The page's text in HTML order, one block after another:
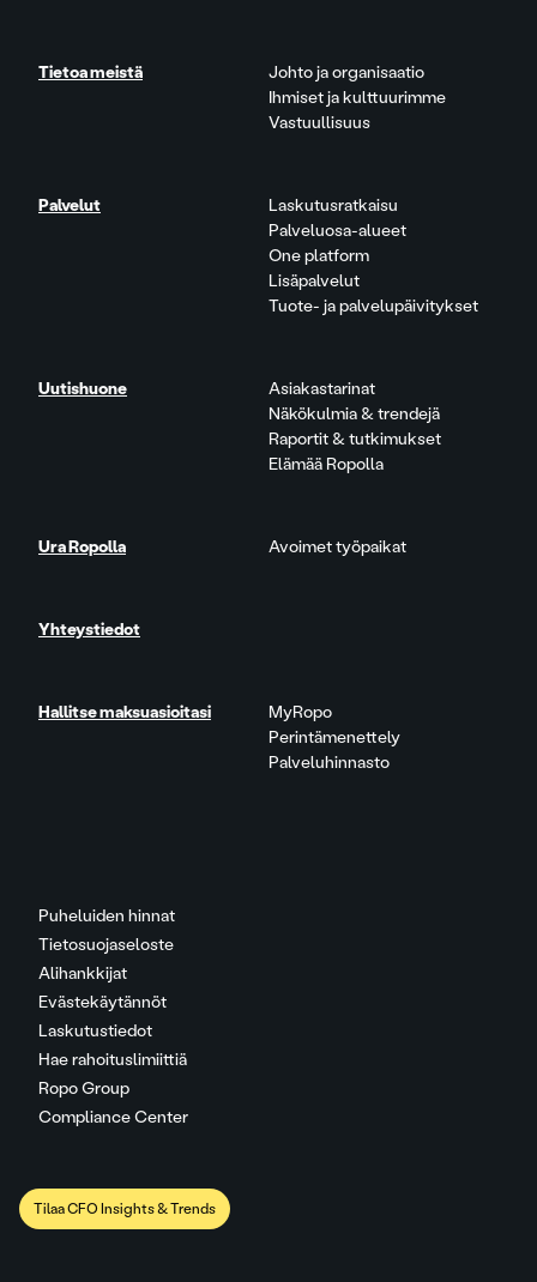
Puheluiden hinnat
Tietosuojaseloste
Alihankkijat
Evästekäytännöt
Laskutustiedot
Hae rahoituslimiittiä
Ropo Group
Compliance Center
Tietoa meistä
Johto ja organisaatio
Ihmiset ja kulttuurimme
Vastuullisuus
Palvelut
Laskutusratkaisu
Palveluosa-alueet
One platform
Lisäpalvelut
Tuote- ja palvelupäivitykset
Uutishuone
Asiakastarinat
Näkökulmia & trendejä
Raportit & tutkimukset
Elämää Ropolla
Ura Ropolla Avoimet työpaikat
Yhteystiedot
Hallitse maksuasioitasi
MyRopo
Perintämenettely
Palveluhinnasto
Tilaa CFO Insights & Trends